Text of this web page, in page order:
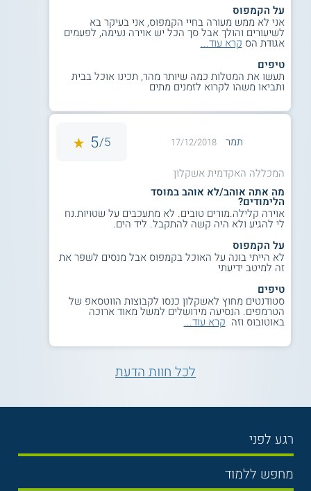
על הקמפוס
אני לא ממש מעורה בחיי הקמפוס, אני בעיקר בא
לשיעורים והולך אבל סך הכל יש אוירה נעימה, לפעמים
אגודת הס קרא עוד...
טיפים
תעשו את המטלות כמה שיותר מהר, תכינו אוכל בבית
ותביאו משהו לקרוא לזמנים מתים
תמר 17/12/2018
5/
5
המכללה האקדמית אשקלון
מה אתה אוהב/לא אוהב במוסד
הלימודים?
אוירה קלילה.מורים טובים. לא מתעכבים על שטויות.נח
לי להגיע ולא היה קשה להתקבל. ליד הים.
על הקמפוס
לא הייתי בונה על האוכל בקמפוס אבל מנסים לשפר את
זה למיטב ידיעתי
טיפים
סטודנטים מחוץ לאשקלון כנסו לקבוצות הווטסאפ של
הטרמפים. הנסיעה מירושלים למשל מאוד ארוכה
באוטובוס וזה קרא עוד...
לכל חוות הדעת
רגע לפני
בחירת לימודים
מחפש ללמוד